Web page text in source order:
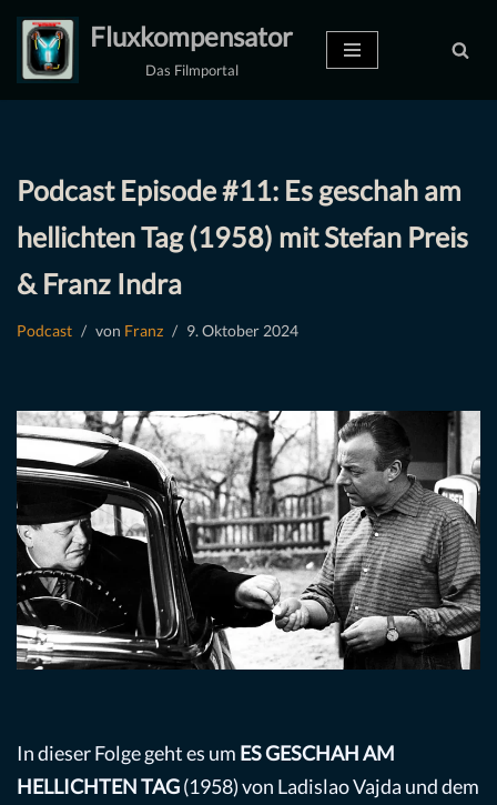
Zum
Inhalt
Fluxkompensator
Das Filmportal
Podcast Episode #11: Es geschah am
hellichten Tag (1958) mit Stefan Preis
& Franz Indra
Podcast von Franz 9. Oktober 2024
In dieser Folge geht es um ES GESCHAH AM
HELLICHTEN TAG(1958) von Ladislao Vajda und dem